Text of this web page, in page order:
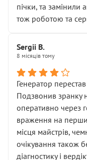
пічки, та замінили
тож роботою та
Sergii B.
8 місяців тому
Генератор
Подзвонив зранку
оперативно через
враження на
місця майстрів,
очікування також
діагностику і